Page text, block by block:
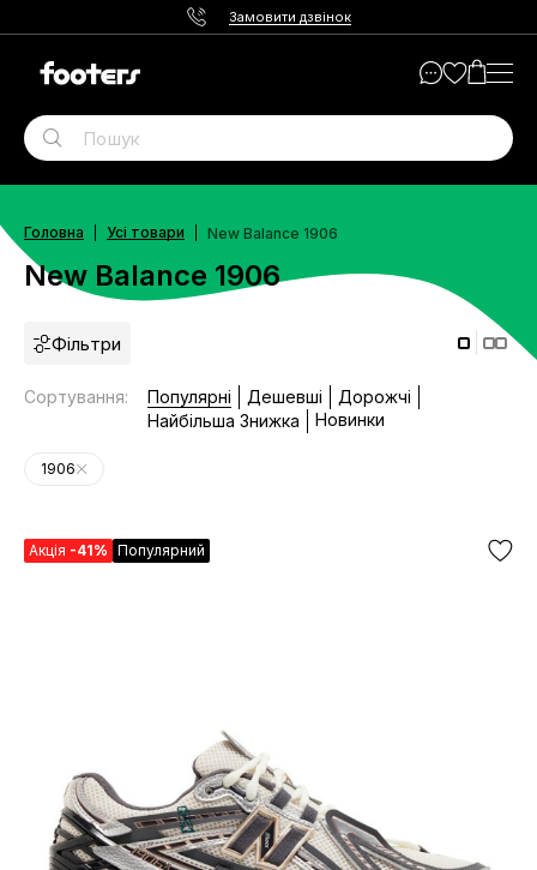
Замовити дзвінок
Головна Усі товари New Balance 1906
New Balance 1906
Фільтри
Сортування: Популярні Дешевші
Дорожчі
Найбільша Знижка
Новинки
1906
Акція -41% Популярний